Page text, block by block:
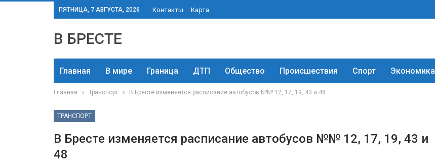
ПЯТНИЦА, 7 АВГУСТА, 2026 Контакты Карта
В БРЕСТЕ
Главная В мире Граница ДТП Общество Происшествия Спорт Экономика
Главная Транспорт В Бресте изменяется расписание автобусов №№ 12, 17, 19, 43 и 48
ТРАНСПОРТ
В Бресте изменяется расписание автобусов №№ 12, 17, 19, 43 и
48